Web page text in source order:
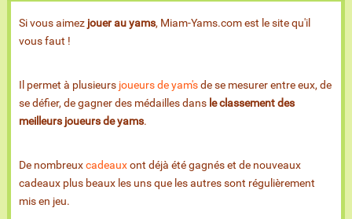
Si vous aimez jouer au yams, Miam-Yams.com est le site qu'il
vous faut !
Il permet à plusieurs joueurs de yam'sde se mesurer entre eux, de
se défier, de gagner des médailles dans le classement des
meilleurs joueurs de yams.
De nombreuxcadeauxont déjà été gagnés et de nouveaux
cadeaux plus beaux les uns que les autres sont régulièrement
mis en jeu.